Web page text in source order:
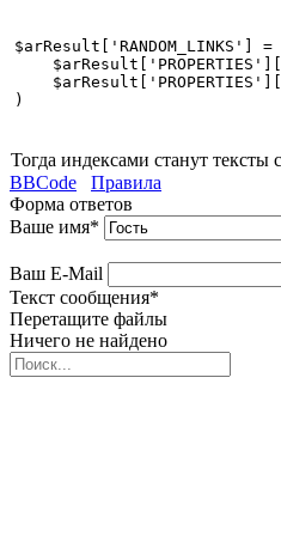
$arResult['RANDOM_LINKS']
)
Тогда индексами станут тексты
BBCode
Правила
Форма ответов
Ваше имя*
Ваш E-Mail
Текст сообщения*
Перетащите файлы
Ничего не найдено